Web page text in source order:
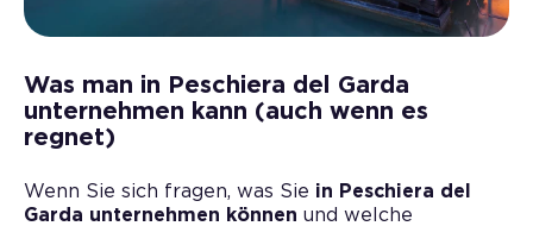
Was man in Peschiera del Garda
unternehmen kann (auch wenn es
regnet)
Wenn Sie sich fragen, was Sie in Peschiera del
Garda unternehmen können und welche